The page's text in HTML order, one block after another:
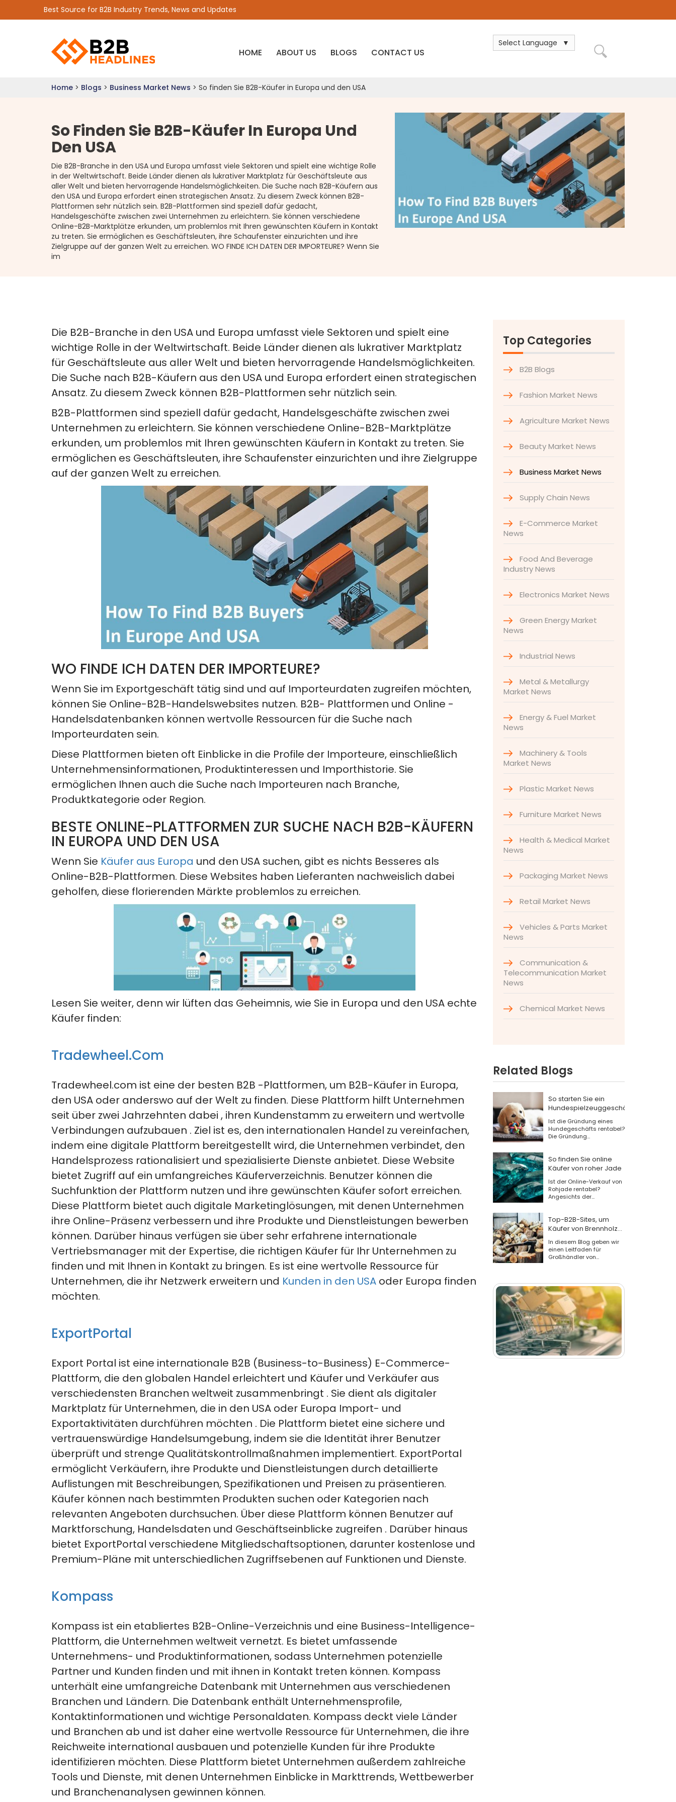
Best Source for B2B Industry Trends, News and Updates
HOME ABOUT US BLOGS CONTACT US
Select Language
Home > Blogs > Business Market News > So finden Sie B2B-Käufer in Europa und den USA
So Finden Sie B2B-Käufer In Europa Und
Den USA
Die B2B-Branche in den USA und Europa umfasst viele Sektoren und spielt eine wichtige Rolle
in der Weltwirtschaft. Beide Länder dienen als lukrativer Marktplatz für Geschäftsleute aus
aller Welt und bieten hervorragende Handelsmöglichkeiten. Die Suche nach B2B-Käufern aus
den USA und Europa erfordert einen strategischen Ansatz. Zu diesem Zweck können B2B-
Plattformen sehr nützlich sein. B2B-Plattformen sind speziell dafür gedacht,
Handelsgeschäfte zwischen zwei Unternehmen zu erleichtern. Sie können verschiedene
Online-B2B-Marktplätze erkunden, um problemlos mit Ihren gewünschten Käufern in Kontakt
zu treten. Sie ermöglichen es Geschäftsleuten, ihre Schaufenster einzurichten und ihre
Zielgruppe auf der ganzen Welt zu erreichen. WO FINDE ICH DATEN DER IMPORTEURE? Wenn Sie
im
Die B2B-Branche in den USA und Europa umfasst viele Sektoren und spielt eine
wichtige Rolle in der Weltwirtschaft. Beide Länder dienen als lukrativer Marktplatz
für Geschäftsleute aus aller Welt und bieten hervorragende Handelsmöglichkeiten.
Die Suche nach B2B-Käufern aus den USA und Europa erfordert einen strategischen
Ansatz. Zu diesem Zweck können B2B-Plattformen sehr nützlich sein.
B2B-Plattformen sind speziell dafür gedacht, Handelsgeschäfte zwischen zwei
Unternehmen zu erleichtern. Sie können verschiedene Online-B2B-Marktplätze
erkunden, um problemlos mit Ihren gewünschten Käufern in Kontakt zu treten. Sie
ermöglichen es Geschäftsleuten, ihre Schaufenster einzurichten und ihre Zielgruppe
auf der ganzen Welt zu erreichen.
WO FINDE ICH DATEN DER IMPORTEURE?
Wenn Sie im Exportgeschäft tätig sind und auf Importeurdaten zugreifen möchten,
können Sie Online-B2B-Handelswebsites nutzen. B2B- Plattformen und Online -
Handelsdatenbanken können wertvolle Ressourcen für die Suche nach
Importeurdaten sein.
Diese Plattformen bieten oft Einblicke in die Profile der Importeure, einschließlich
Unternehmensinformationen, Produktinteressen und Importhistorie. Sie
ermöglichen Ihnen auch die Suche nach Importeuren nach Branche,
Produktkategorie oder Region.
BESTE ONLINE-PLATTFORMEN ZUR SUCHE NACH B2B-KÄUFERN
IN EUROPA UND DEN USA
Wenn Sie Käufer aus Europa und den USA suchen, gibt es nichts Besseres als
Online-B2B-Plattformen. Diese Websites haben Lieferanten nachweislich dabei
geholfen, diese florierenden Märkte problemlos zu erreichen.
Lesen Sie weiter, denn wir lüften das Geheimnis, wie Sie in Europa und den USA echte
Käufer finden:
Tradewheel.com
Tradewheel.com ist eine der besten B2B -Plattformen, um B2B-Käufer in Europa,
den USA oder anderswo auf der Welt zu finden. Diese Plattform hilft Unternehmen
seit über zwei Jahrzehnten dabei , ihren Kundenstamm zu erweitern und wertvolle
Verbindungen aufzubauen . Ziel ist es, den internationalen Handel zu vereinfachen,
indem eine digitale Plattform bereitgestellt wird, die Unternehmen verbindet, den
Handelsprozess rationalisiert und spezialisierte Dienste anbietet. Diese Website
bietet Zugriff auf ein umfangreiches Käuferverzeichnis. Benutzer können die
Suchfunktion der Plattform nutzen und ihre gewünschten Käufer sofort erreichen.
Diese Plattform bietet auch digitale Marketinglösungen, mit denen Unternehmen
ihre Online-Präsenz verbessern und ihre Produkte und Dienstleistungen bewerben
können. Darüber hinaus verfügen sie über sehr erfahrene internationale
Vertriebsmanager mit der Expertise, die richtigen Käufer für Ihr Unternehmen zu
finden und mit Ihnen in Kontakt zu bringen. Es ist eine wertvolle Ressource für
Unternehmen, die ihr Netzwerk erweitern und Kunden in den USA oder Europa finden
möchten.
ExportPortal
Export Portal ist eine internationale B2B (Business-to-Business) E-Commerce-
Plattform, die den globalen Handel erleichtert und Käufer und Verkäufer aus
verschiedensten Branchen weltweit zusammenbringt . Sie dient als digitaler
Marktplatz für Unternehmen, die in den USA oder Europa Import- und
Exportaktivitäten durchführen möchten . Die Plattform bietet eine sichere und
vertrauenswürdige Handelsumgebung, indem sie die Identität ihrer Benutzer
überprüft und strenge Qualitätskontrollmaßnahmen implementiert. ExportPortal
ermöglicht Verkäufern, ihre Produkte und Dienstleistungen durch detaillierte
Auflistungen mit Beschreibungen, Spezifikationen und Preisen zu präsentieren.
Käufer können nach bestimmten Produkten suchen oder Kategorien nach
relevanten Angeboten durchsuchen. Über diese Plattform können Benutzer auf
Marktforschung, Handelsdaten und Geschäftseinblicke zugreifen . Darüber hinaus
bietet ExportPortal verschiedene Mitgliedschaftsoptionen, darunter kostenlose und
Premium-Pläne mit unterschiedlichen Zugriffsebenen auf Funktionen und Dienste.
Kompass
Kompass ist ein etabliertes B2B-Online-Verzeichnis und eine Business-Intelligence-
Plattform, die Unternehmen weltweit vernetzt. Es bietet umfassende
Unternehmens- und Produktinformationen, sodass Unternehmen potenzielle
Partner und Kunden finden und mit ihnen in Kontakt treten können. Kompass
unterhält eine umfangreiche Datenbank mit Unternehmen aus verschiedenen
Branchen und Ländern. Die Datenbank enthält Unternehmensprofile,
Kontaktinformationen und wichtige Personaldaten. Kompass deckt viele Länder
und Branchen ab und ist daher eine wertvolle Ressource für Unternehmen, die ihre
Reichweite international ausbauen und potenzielle Kunden für ihre Produkte
identifizieren möchten. Diese Plattform bietet Unternehmen außerdem zahlreiche
Tools und Dienste, mit denen Unternehmen Einblicke in Markttrends, Wettbewerber
und Branchenanalysen gewinnen können.
Top Categories
B2B Blogs
Fashion Market News
Agriculture Market News
Beauty Market News
Business Market News
Supply Chain News
E-Commerce Market
News
Food And Beverage
Industry News
Electronics Market News
Green Energy Market
News
Industrial News
Metal & Metallurgy
Market News
Energy & Fuel Market
News
Machinery & Tools
Market News
Plastic Market News
Furniture Market News
Health & Medical Market
News
Packaging Market News
Retail Market News
Vehicles & Parts Market
News
Communication &
Telecommunication Market
News
Chemical Market News
Related Blogs
So starten Sie ein
Hundespielzeuggeschäft
Ist die Gründung eines
Hundegeschäfts rentabel?
Die Gründung...
So finden Sie online
Käufer von roher Jade
Ist der Online-Verkauf von
Rohjade rentabel?
Angesichts der...
Top-B2B-Sites, um
Käufer von Brennholz
In diesem Blog geben wir
einen Leitfaden für
Großhändler von...